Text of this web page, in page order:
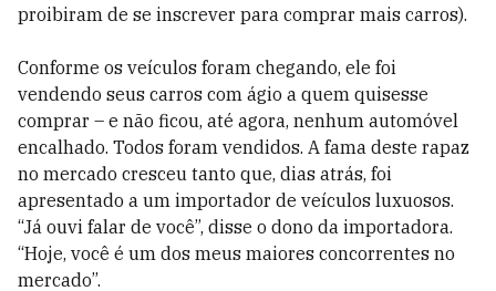
proibiram de se inscrever para comprar mais carros).
Conforme os veículos foram chegando, ele foi
vendendo seus carros com ágio a quem quisesse
comprar – e não ficou, até agora, nenhum automóvel
encalhado. Todos foram vendidos. A fama deste rapaz
no mercado cresceu tanto que, dias atrás, foi
apresentado a um importador de veículos luxuosos.
“Já ouvi falar de você”, disse o dono da importadora.
“Hoje, você é um dos meus maiores concorrentes no
mercado”.